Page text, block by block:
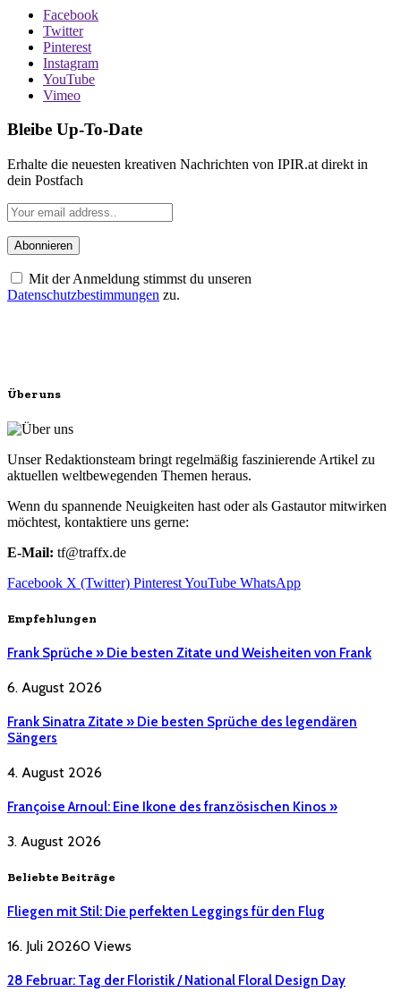
Facebook
Twitter
Pinterest
Instagram
YouTube
Vimeo
Bleibe Up-To-Date
Erhalte die neuesten kreativen Nachrichten von IPIR.at direkt in
dein Postfach
Mit der Anmeldung stimmst du unseren
Datenschutzbestimmungen zu.
Über uns
Unser Redaktionsteam bringt regelmäßig faszinierende Artikel zu
aktuellen weltbewegenden Themen heraus.
Wenn du spannende Neuigkeiten hast oder als Gastautor mitwirken
möchtest, kontaktiere uns gerne:
E-Mail: tf@traffx.de
Facebook X (Twitter) PinterestYouTube WhatsApp
Empfehlungen
Frank Sprüche » Die besten Zitate und Weisheiten von Frank
6. August 2026
Frank Sinatra Zitate » Die besten Sprüche des legendären
Sängers
4. August 2026
Françoise Arnoul: Eine Ikone des französischen Kinos »
3. August 2026
Beliebte Beiträge
Fliegen mit Stil: Die perfekten Leggings für den Flug
16. Juli 20260 Views
28 Februar: Tag der Floristik / National Floral Design Day